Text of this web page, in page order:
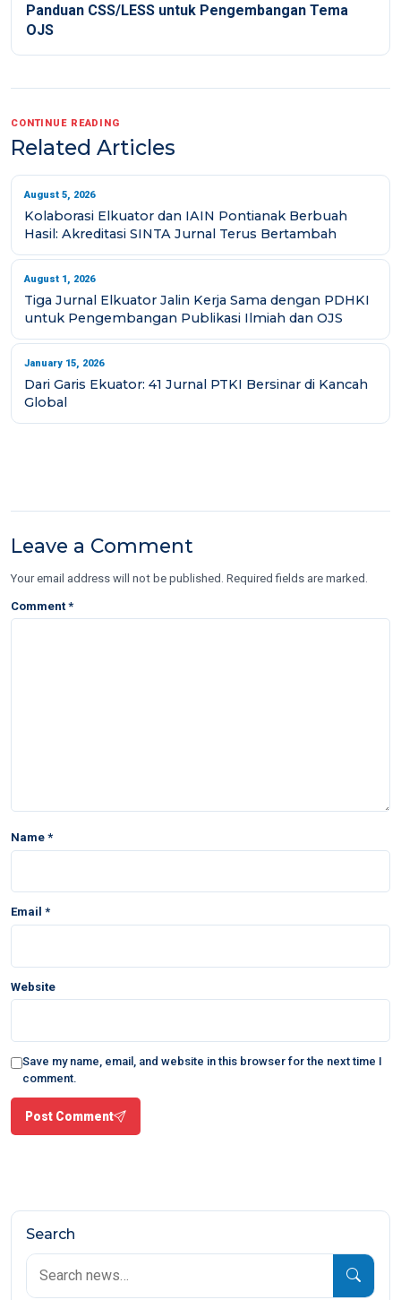
Panduan CSS/LESS untuk Pengembangan Tema
OJS
CONTINUE READING
Related Articles
August 5, 2026
Kolaborasi Elkuator dan IAIN Pontianak Berbuah
Hasil: Akreditasi SINTA Jurnal Terus Bertambah
August 1, 2026
Tiga Jurnal Elkuator Jalin Kerja Sama dengan PDHKI
untuk Pengembangan Publikasi Ilmiah dan OJS
January 15, 2026
Dari Garis Ekuator: 41 Jurnal PTKI Bersinar di Kancah
Global
Leave a Comment
Your email address will not be published. Required fields are marked.
Comment *
Name *
Email *
Website
Save my name, email, and website in this browser for the next time I
comment.
Post Comment
Search
Search
for: